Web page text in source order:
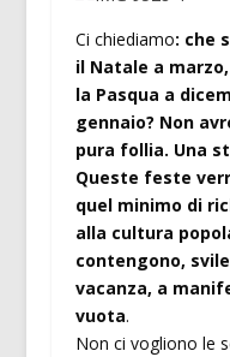
Ci chiediamo: che
il Natale a
la Pasqua a
gennaio? Non
pura follia. Una
Queste feste
quel minimo di
alla cultura
contengono,
vacanza, a
vuota.
Non ci vogliono le